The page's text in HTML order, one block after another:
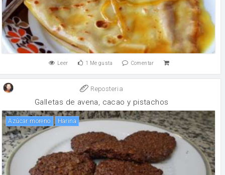
Leer 1 Me gusta Comentar
Reposteria
Galletas de avena, cacao y pistachos
Azúcar moreno harina